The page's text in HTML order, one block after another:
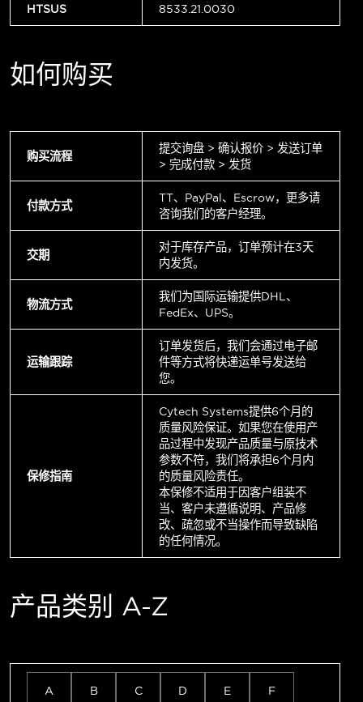
HTSUS 8533.21.0030
如何购买
购买流程
提交询盘 > 确认报价 > 发送订单
> 完成付款 > 发货
付款方式
TT、PayPal、Escrow，更多请
咨询我们的客户经理。
交期
对于库存产品，订单预计在3天
内发货。
物流方式
我们为国际运输提供DHL、
FedEx、UPS。
运输跟踪
订单发货后，我们会通过电子邮
件等方式将快递运单号发送给
您。
保修指南
Cytech Systems提供6个月的
质量风险保证。如果您在使用产
品过程中发现产品质量与原技术
参数不符，我们将承担6个月内
的质量风险责任。
本保修不适用于因客户组装不
当、客户未遵循说明、产品修
改、疏忽或不当操作而导致缺陷
的任何情况。
产品类别 A-Z
A B C D E F